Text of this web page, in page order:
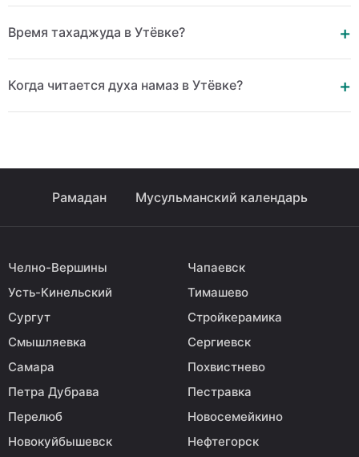
Время тахаджуда в Утёвке?
Когда читается духа намаз в Утёвке?
Рамадан Мусульманский календарь
Челно-Вершины
Чапаевск
Усть-Кинельский
Тимашево
Сургут
Стройкерамика
Смышляевка
Сергиевск
Самара
Похвистнево
Петра Дубрава
Пестравка
Перелюб
Новосемейкино
Новокуйбышевск
Нефтегорск